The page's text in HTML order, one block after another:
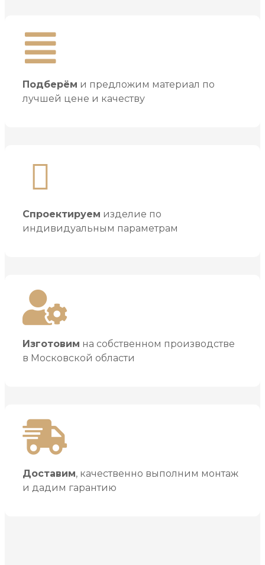
Подберём и предложим материал по
лучшей цене и качеству
Спроектируем изделие по
индивидуальным параметрам
Изготовим на собственном производстве
в Московской области
Доставим, качественно выполним монтаж
и дадим гарантию